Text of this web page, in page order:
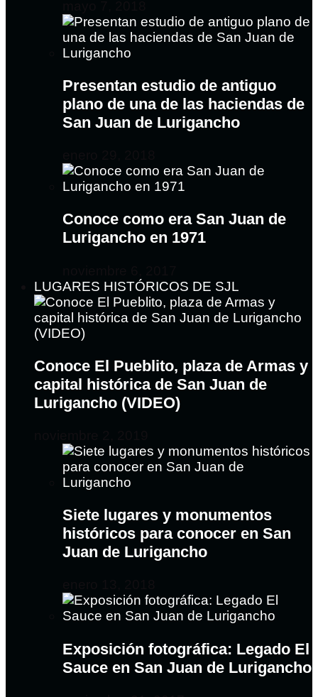
Presentan estudio de antiguo
plano de una de las haciendas de
San Juan de Lurigancho
Conoce como era San Juan de
Lurigancho en 1971
LUGARES HISTÓRICOS DE SJL
Conoce El Pueblito, plaza de Armas y
capital histórica de San Juan de
Lurigancho (VIDEO)
Siete lugares y monumentos
históricos para conocer en San
Juan de Lurigancho
Exposición fotográfica: Legado El
Sauce en San Juan de Lurigancho